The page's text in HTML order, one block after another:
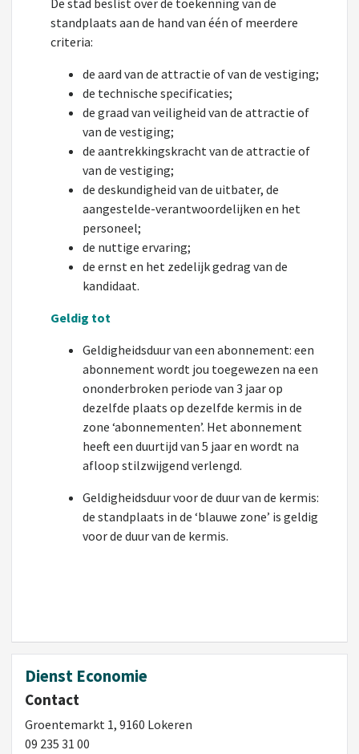
De stad beslist over de toekenning van de
standplaats aan de hand van één of meerdere
criteria:
de aard van de attractie of van de vestiging;
de technische specificaties;
de graad van veiligheid van de attractie of
van de vestiging;
de aantrekkingskracht van de attractie of
van de vestiging;
de deskundigheid van de uitbater, de
aangestelde-verantwoordelijken en het
personeel;
de nuttige ervaring;
de ernst en het zedelijk gedrag van de
kandidaat.
Geldig tot
Geldigheidsduur van een abonnement: een
abonnement wordt jou toegewezen na een
ononderbroken periode van 3 jaar op
dezelfde plaats op dezelfde kermis in de
zone ‘abonnementen’. Het abonnement
heeft een duurtijd van 5 jaar en wordt na
afloop stilzwijgend verlengd.
Geldigheidsduur voor de duur van de kermis:
de standplaats in de ‘blauwe zone’ is geldig
voor de duur van de kermis.
Dienst Economie
Contact
Groentemarkt 1, 9160 Lokeren
09 235 31 00